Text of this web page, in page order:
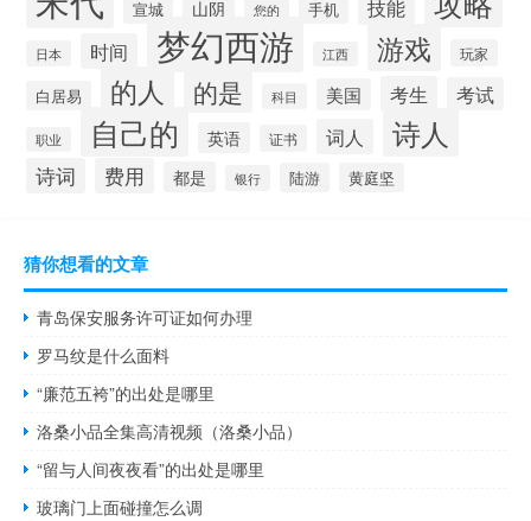
宣城 山阴 您的 手机 技能
日本 时间 梦幻西游 江西 游戏 玩家
白居易 的人 的是 科目 美国 考生 考试
职业 自己的 英语 证书 词人 诗人
诗词 费用 都是 银行 陆游 黄庭坚
猜你想看的文章
青岛保安服务许可证如何办理
罗马纹是什么面料
“廉范五袴”的出处是哪里
洛桑小品全集高清视频（洛桑小品）
“留与人间夜夜看”的出处是哪里
玻璃门上面碰撞怎么调